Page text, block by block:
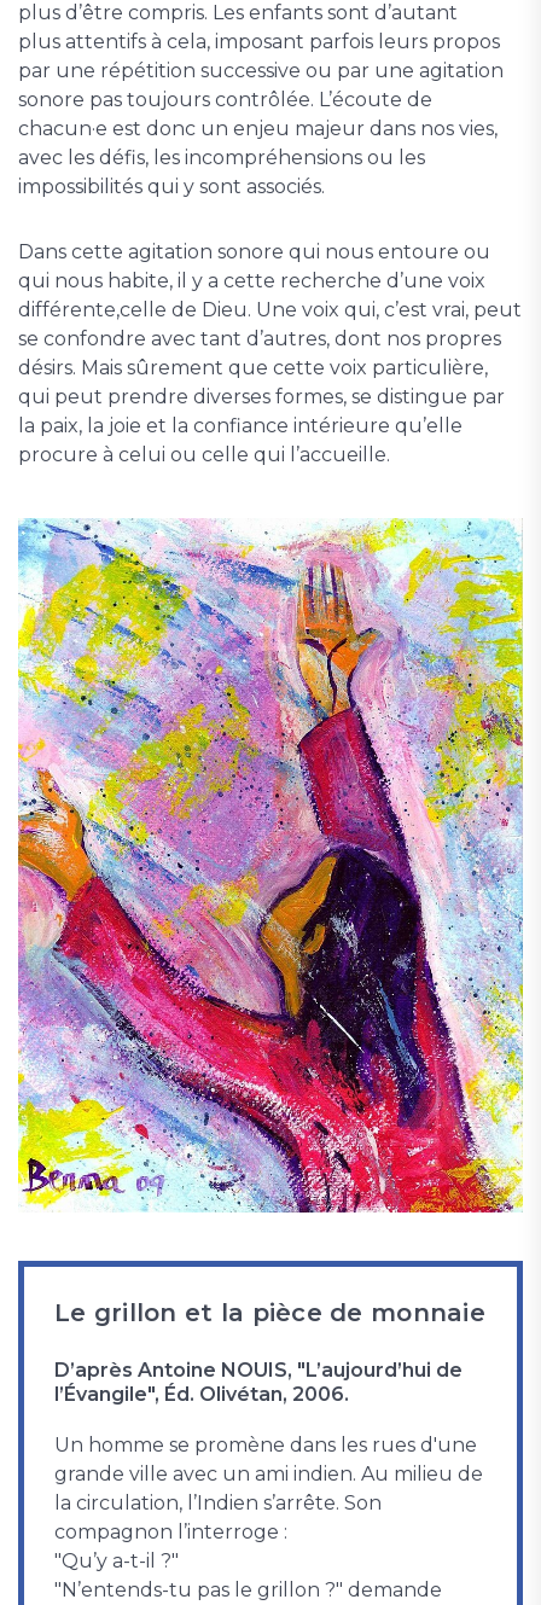
plus d’être compris. Les enfants sont d’autant
plus attentifs à cela, imposant parfois leurs propos
par une répétition successive ou par une agitation
sonore pas toujours contrôlée. L’écoute de
chacun·e est donc un enjeu majeur dans nos vies,
avec les défis, les incompréhensions ou les
impossibilités qui y sont associés.
Dans cette agitation sonore qui nous entoure ou
qui nous habite, il y a cette recherche d’une voix
différente,celle de Dieu. Une voix qui, c’est vrai, peut
se confondre avec tant d’autres, dont nos propres
désirs. Mais sûrement que cette voix particulière,
qui peut prendre diverses formes, se distingue par
la paix, la joie et la confiance intérieure qu’elle
procure à celui ou celle qui l’accueille.
Le grillon et la pièce de monnaie
D’après Antoine NOUIS, "L’aujourd’hui de
l’Évangile", Éd. Olivétan, 2006.
Un homme se promène dans les rues d'une
grande ville avec un ami indien. Au milieu de
la circulation, l’Indien s’arrête. Son
compagnon l’interroge :
"Qu’y a-t-il ?"
"N’entends-tu pas le grillon ?" demande